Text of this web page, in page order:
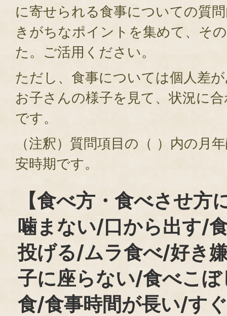
に寄せられる食事についての質
きがちなポイントを集めて、そ
た。ご活用ください。
ただし、食事については個人差
お子さんの様子を見て、状況に
です。
（注釈）質問項目の（ ）内の月
安時期です。
【食べ方・食べさせ方
噛まない/口から出す/
投げる/ムラ食べ/好き
子に座らない/食べこ
食/食事時間が長い/す